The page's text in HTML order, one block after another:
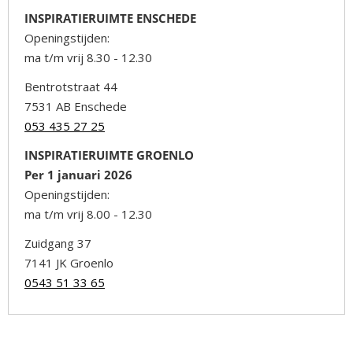
INSPIRATIERUIMTE ENSCHEDE
Openingstijden:
ma t/m vrij 8.30 - 12.30
Bentrotstraat 44
7531 AB Enschede
053 435 27 25
INSPIRATIERUIMTE GROENLO
Per 1 januari 2026
Openingstijden:
ma t/m vrij 8.00 - 12.30
Zuidgang 37
7141 JK Groenlo
0543 51 33 65